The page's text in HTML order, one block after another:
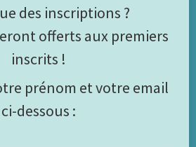
des inscriptions ?
offerts aux premiers
inscrits !
prénom et votre email
ci-dessous :